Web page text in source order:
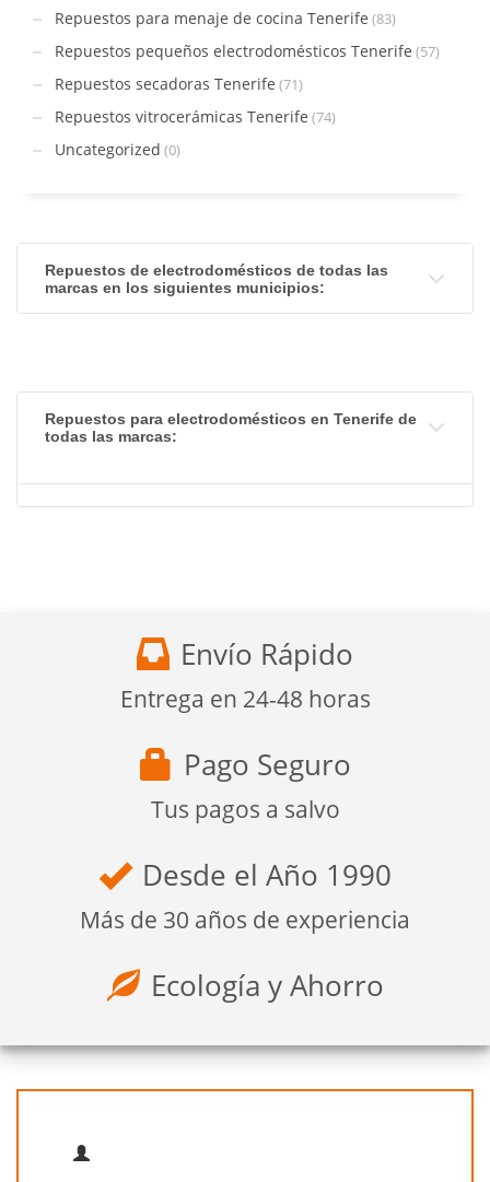
Repuestos para menaje de cocina Tenerife (83)
Repuestos pequeños electrodomésticos Tenerife (57)
Repuestos secadoras Tenerife (71)
Repuestos vitrocerámicas Tenerife (74)
Uncategorized (0)
Repuestos de electrodomésticos de todas las
marcas en los siguientes municipios:
Repuestos para electrodomésticos en Tenerife de
todas las marcas:
Envío Rápido
Entrega en 24-48 horas
Pago Seguro
Tus pagos a salvo
Desde el Año 1990
Más de 30 años de experiencia
Ecología y Ahorro